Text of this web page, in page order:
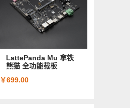
LattePanda Mu 拿铁
熊猫 全功能载板
￥699.00